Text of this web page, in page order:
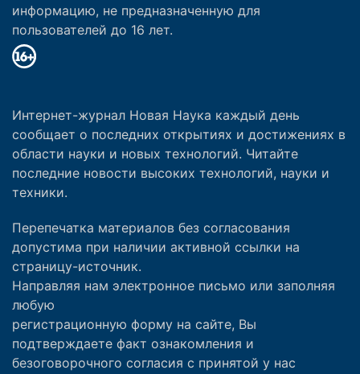
информацию, не предназначенную для
пользователей до 16 лет.
Интернет-журнал Новая Наука каждый день
сообщает о последних открытиях и достижениях в
области науки и новых технологий. Читайте
последние новости высоких технологий, науки и
техники.
Перепечатка материалов без согласования
допустима при наличии активной ссылки на
страницу-источник.
Направляя нам электронное письмо или заполняя
любую
регистрационную форму на сайте, Вы
подтверждаете факт ознакомления и
безоговорочного согласия с принятой у нас